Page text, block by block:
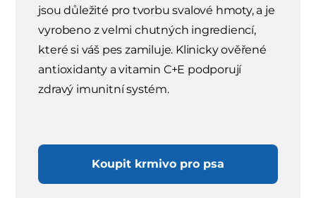
jsou důležité pro tvorbu svalové hmoty, a je
vyrobeno z velmi chutných ingrediencí,
které si váš pes zamiluje. Klinicky ověřené
antioxidanty a vitamin C+E podporují
zdravý imunitní systém.
Koupit krmivo pro psa